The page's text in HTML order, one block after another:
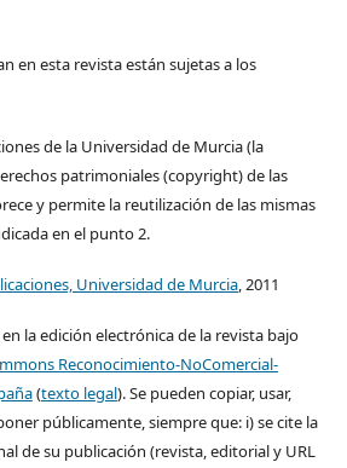
en esta revista están sujetas a los
de la Universidad de Murcia (la
patrimoniales (copyright) de las
y permite la reutilización de las mismas
en el punto 2.
Universidad de Murcia, 2011
la edición electrónica de la revista bajo
Reconocimiento-NoComercial-
(texto legal). Se pueden copiar, usar,
públicamente, siempre que: i) se cite la
de su publicación (revista, editorial y URL